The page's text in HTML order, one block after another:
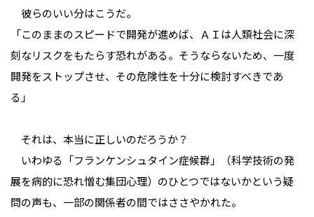
彼らのいい分はこうだ。
「このままのスピードで開発が進めば、ＡＩは人類社会に深
刻なリスクをもたらす恐れがある。そうならないため、一度
開発をストップさせ、その危険性を十分に検討すべきであ
る」
それは、本当に正しいのだろうか？
いわゆる「フランケンシュタイン症候群」（科学技術の発
展を病的に恐れ憎む集団心理）のひとつではないかという疑
問の声も、一部の関係者の間ではささやかれた。